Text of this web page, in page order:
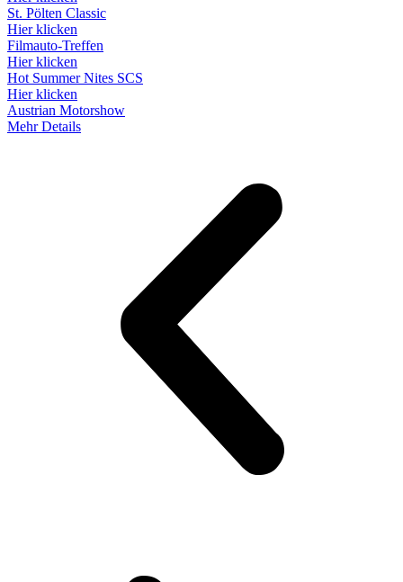
St. Pölten Classic
Hier klicken
Filmauto-Treffen
Hier klicken
Hot Summer Nites SCS
Hier klicken
Austrian Motorshow
Mehr Details